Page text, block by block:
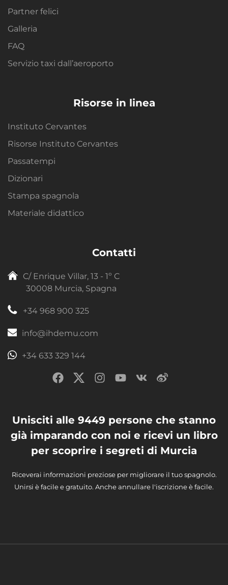
Partner felici
Galleria
FAQ
Servizio taxi dall’aeroporto
Risorse in linea
Instituto Cervantes
Risorse Instituto Cervantes
Passatempi
Dizionari
Stampa spagnola
Materiale didattico
Contatti
C/ Enrique Villar, 13 - 1º C
30008 Murcia, Spagna
+34 968 900 325
info@ihdemu.com
+34 633 329 144
Unisciti alle 9449 persone che stanno
già imparando con noi e ricevi un libro
per scoprire i segreti di Murcia
Riceverai informazioni preziose per migliorare il tuo spagnolo.
Unirsi è facile e gratuito. Anche annullare l'iscrizione è facile.